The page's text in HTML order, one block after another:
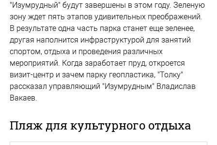
"Изумрудный" будут завершены в этом году. Зеленую
зону ждет пять этапов удивительных преображений.
В результате одна часть парка станет еще зеленее,
другая наполнится инфраструктурой для занятий
спортом, отдыха и проведения различных
мероприятий. Когда заработает пруд, откроется
визит-центр и зачем парку геопластика, "Толку"
рассказал управляющий "Изумрудным" Владислав
Вакаев.
Пляж для культурного отдыха